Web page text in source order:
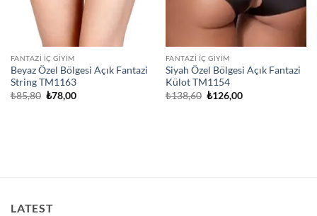
FANTAZI İÇ GIYIM
Beyaz Özel Bölgesi Açık Fantazi
String TM1163
₺85,80 Orijinal
fiyat:
₺78,00Şu
FANTAZI İÇ GIYIM
Siyah Özel Bölgesi Açık Fantazi
Külot TM1154
₺138,60 Orijinal
₺126,00Şu
LATEST